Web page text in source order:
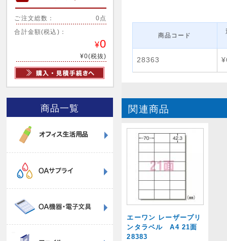
ご注文総数： 0点
合計金額(税込)：
¥0
¥0(税抜)
商品一覧
商品コード
28363
関連商品
エーワン レーザープリ
ンタラベル A4 21面
28383